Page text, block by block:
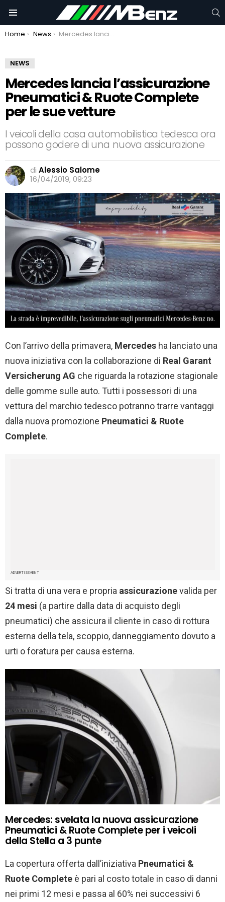
You are here:
Home News Mercedes lancia l’assicurazione Pneumatici & Ruote Complete per le sue vetture
NEWS
Mercedes lancia l’assicurazione
Pneumatici & Ruote Complete
per le sue vetture
I veicoli della casa automobilistica tedesca ora
possono godere di una nuova assicurazione
di Alessio Salome
16/04/2019, 09:23
Con l’arrivo della primavera, Mercedes ha lanciato una
nuova iniziativa con la collaborazione di Real Garant
Versicherung AG che riguarda la rotazione stagionale
delle gomme sulle auto. Tutti i possessori di una
vettura del marchio tedesco potranno trarre vantaggi
dalla nuova promozione Pneumatici & Ruote
Complete.
ADVERTISEMENT
Si tratta di una vera e propria assicurazionevalida per
24 mesi (a partire dalla data di acquisto degli
pneumatici) che assicura il cliente in caso di rottura
esterna della tela, scoppio, danneggiamento dovuto a
urti o foratura per causa esterna.
Mercedes: svelata la nuova assicurazione
Pneumatici & Ruote Complete per i veicoli
della Stella a 3 punte
La copertura offerta dall’iniziativa Pneumatici &
Ruote Complete è pari al costo totale in caso di danni
nei primi 12 mesi e passa al 60% nei successivi 6